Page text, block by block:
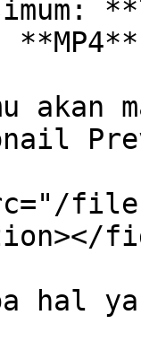
akan
files/
hal